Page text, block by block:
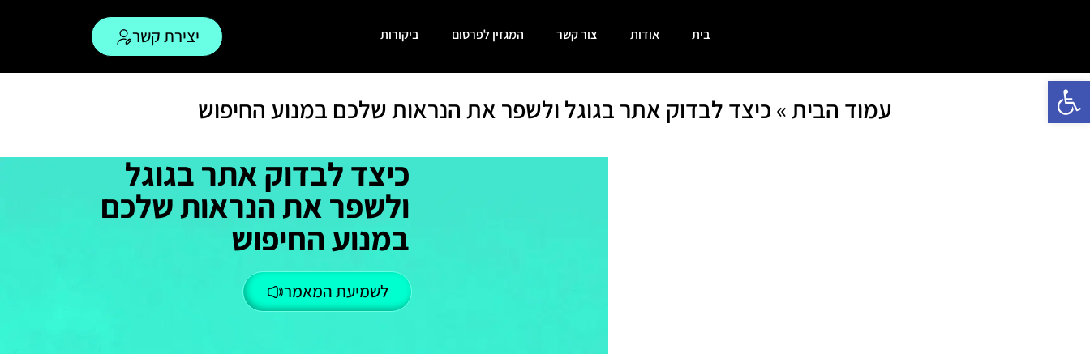
בית אודות צור קשר המגזין לפרסום ביקורות יצירת קשר
עמוד הבית» כיצד לבדוק אתר בגוגל ולשפר את הנראות שלכם במנוע החיפוש
כיצד לבדוק אתר בגוגל
ולשפר את הנראות שלכם
במנוע החיפוש
לשמיעת המאמר
פתח סרגל נגישות